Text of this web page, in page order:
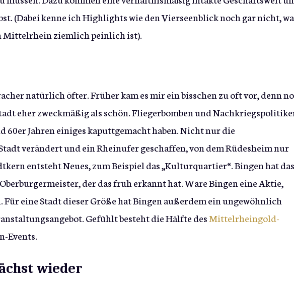
(Dabei kenne ich Highlights wie den Vierseenblick noch gar nicht,
Mittelrhein ziemlich peinlich ist).
natürlich öfter. Früher kam es mir ein bisschen zu oft vor, denn
eher zweckmäßig als schön. Fliegerbomben und
60er Jahren einiges kaputtgemacht haben. Nicht nur die
verändert und ein Rheinufer geschaffen, von dem Rüdesheim nur
entsteht Neues, zum Beispiel das „Kulturquartier“. Bingen hat das
der das früh erkannt hat. Wäre Bingen eine Aktie,
eine Stadt dieser Größe hat Bingen außerdem ein ungewöhnlich
Gefühlt besteht die Hälfte desMittelrheingold-
Events.
wieder